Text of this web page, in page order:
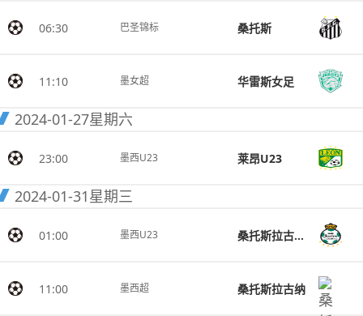
06:30 巴圣锦标 桑托斯
11:10 墨女超 华雷斯女足
2024-01-27星期六
23:00 墨西U23 莱昂U23
2024-01-31星期三
01:00 墨西U23 桑托斯拉古纳U23
11:00 墨西超 桑托斯拉古纳